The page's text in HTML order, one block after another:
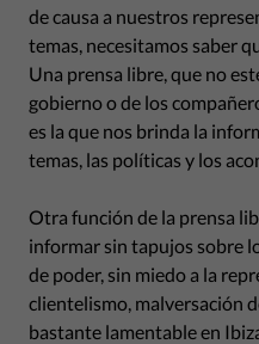
de causa a nuestros
temas, necesitamos saber
Una prensa libre, que no
gobierno o de los
es la que nos brinda la
temas, las políticas y los
Otra función de la prensa
informar sin tapujos sobre
de poder, sin miedo a la
clientelismo, malversación
bastante lamentable en